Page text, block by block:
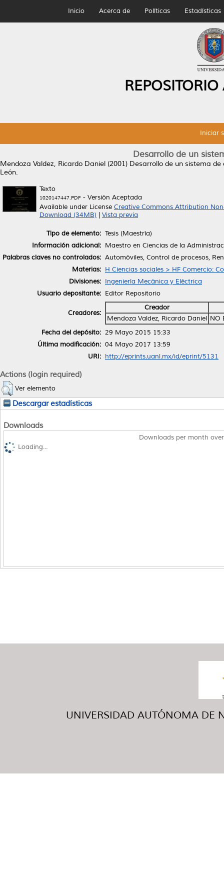
Inicio Acerca de Políticas Estadísticas
Iniciar
Desarrollo de un
Mendoza Valdez, Ricardo Daniel (2001) Desarrollo de un sistema
León.
Texto
1020147447.PDF - Versión Aceptada
Available under License Creative Commons Attribution
Download (34MB)
Vista previa
Tipo de elemento: Tesis (Maestría)
Información adicional: Maestro en Ciencias de la
Palabras claves no controlados: Automóviles, Control de procesos,
Materias: H Ciencias sociales > HF Comercio:
Divisiones: Ingeniería Mecánica y Eléctrica
Usuario depositante: Editor Repositorio
Creadores:
Creador
Mendoza Valdez, Ricardo Daniel NO
Fecha del depósito: 29 Mayo 2015 15:33
Última modificación: 04 Mayo 2017 13:59
URI: http://eprints.uanl.mx/id/eprint/5131
Actions (login required)
Ver elemento
Descargar estadísticas
Downloads
Downloads per month
Loading...
UNIVERSIDAD AUTÓNOMA DE